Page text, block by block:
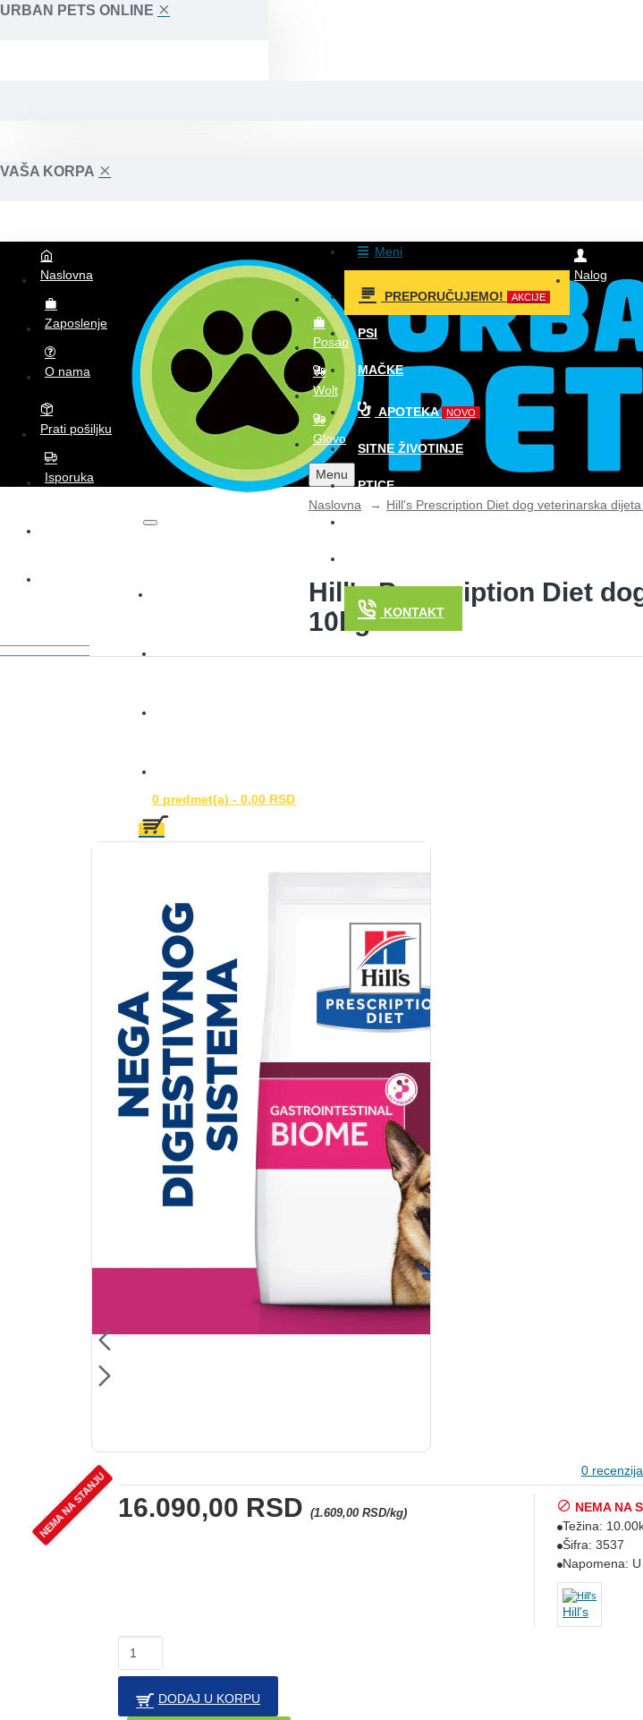
URBAN PETS ONLINE
VAŠA KORPA
Naslovna
Zaposlenje
O nama
Prati pošiljku
Isporuka
0 predmet(a) - 0,00 RSD
Meni
PREPORUČUJEMO! AKCIJE
PSI
MAČKE
APOTEKA NOVO
SITNE ŽIVOTINJE
PTICE
KONTAKT
Nalog
Posao
Wolt
Glovo
Menu
Naslovna Hill's Prescription Diet dog veterinarska
Hill's Prescription Diet
10kg
NEMA NA STANJU 0
16.090,00 RSD (1.609,00 RSD/kg)
NEMA NA
Težina:
Šifra: 3537
Napomena:
Hill's
DODAJ U KORPU